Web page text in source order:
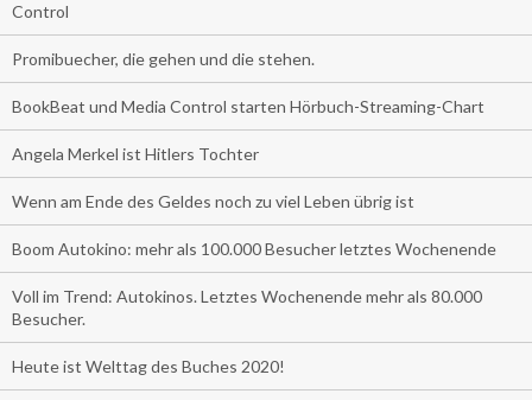
Control
Promibuecher, die gehen und die stehen.
BookBeat und Media Control starten Hörbuch-Streaming-Chart
Angela Merkel ist Hitlers Tochter
Wenn am Ende des Geldes noch zu viel Leben übrig ist
Boom Autokino: mehr als 100.000 Besucher letztes Wochenende
Voll im Trend: Autokinos. Letztes Wochenende mehr als 80.000
Besucher.
Heute ist Welttag des Buches 2020!